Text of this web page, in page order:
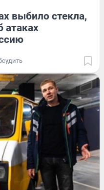
выбило стекла,
атаках